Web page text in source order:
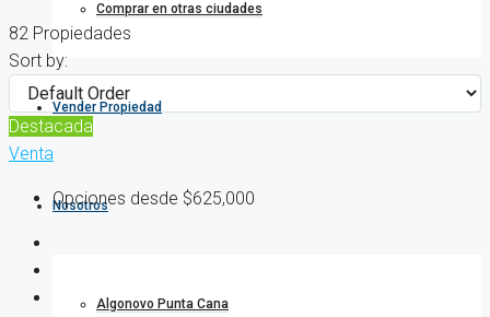
Comprar en otras ciudades
Vender Propiedad
Nosotros
Algonovo Punta Cana
82 Propiedades
Sort by:
Destacada
Venta
Opciones desde $625,000